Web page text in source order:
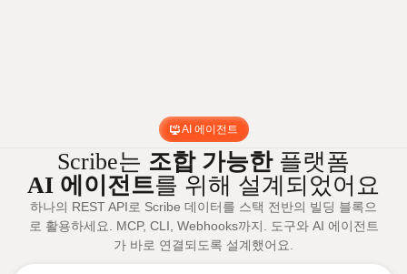
AI 에이전트
Scribe는 조합 가능한플랫폼
AI 에이전트를 위해 설계되었어요
하나의 REST API로 Scribe 데이터를 스택 전반의 빌딩 블록으
로 활용하세요. MCP, CLI, Webhooks까지. 도구와 AI 에이전트
가 바로 연결되도록 설계했어요.